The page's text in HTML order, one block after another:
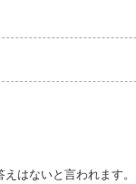
はないと言われます。